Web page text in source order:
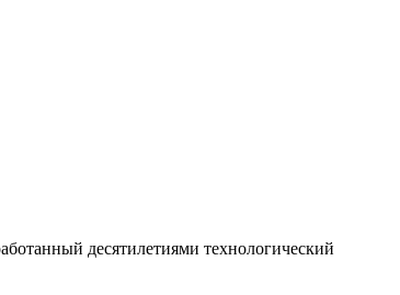
десятилетиями технологический